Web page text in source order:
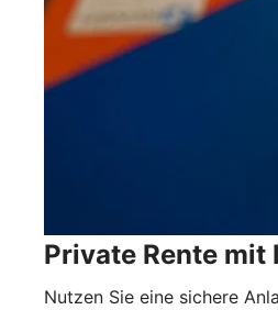
Private Rente
Nutzen Sie eine sichere